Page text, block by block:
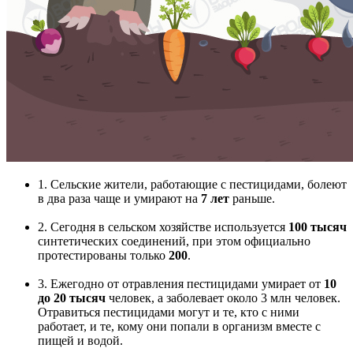
1. Сельские жители, работающие с пестицидами, болеют
в два раза чаще и умирают на 7 лет раньше.
2. Сегодня в сельском хозяйстве используется 100 тысяч
синтетических соединений, при этом официально
протестированы только 200.
3. Ежегодно от отравления пестицидами умирает от 10
до 20 тысяч человек, а заболевает около 3 млн человек.
Отравиться пестицидами могут и те, кто с ними
работает, и те, кому они попали в организм вместе с
пищей и водой.